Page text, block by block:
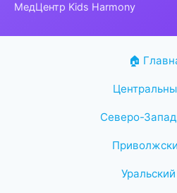
МедЦентр Kids Harmony
🏠
Северо-